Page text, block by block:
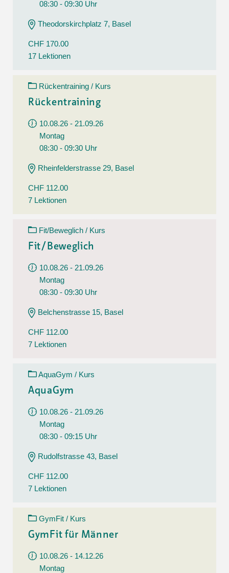
08:30 - 09:30 Uhr
Theodorskirchplatz 7, Basel
CHF 170.00
17 Lektionen
Rückentraining / Kurs
Rückentraining
10.08.26 - 21.09.26
Montag
08:30 - 09:30 Uhr
Rheinfelderstrasse 29, Basel
CHF 112.00
7 Lektionen
Fit/Beweglich / Kurs
Fit/Beweglich
10.08.26 - 21.09.26
Montag
08:30 - 09:30 Uhr
Belchenstrasse 15, Basel
CHF 112.00
7 Lektionen
AquaGym / Kurs
AquaGym
10.08.26 - 21.09.26
Montag
08:30 - 09:15 Uhr
Rudolfstrasse 43, Basel
CHF 112.00
7 Lektionen
GymFit / Kurs
GymFit für Männer
10.08.26 - 14.12.26
Montag